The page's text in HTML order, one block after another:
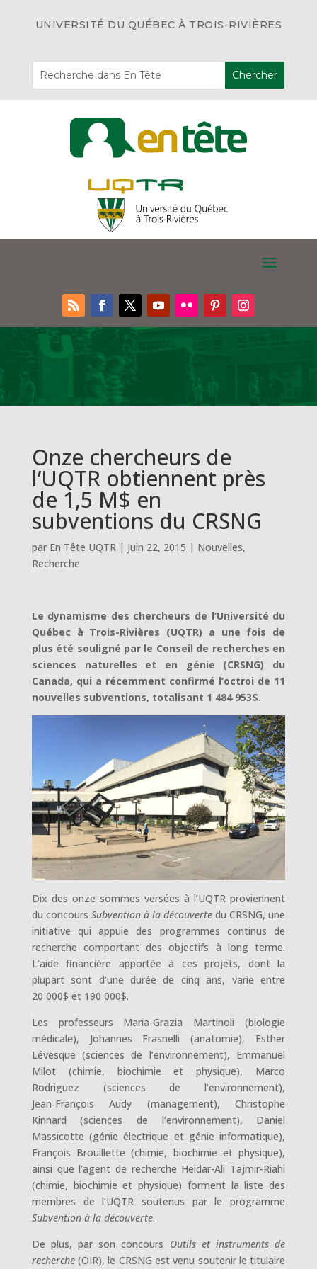
UNIVERSITÉ DU QUÉBEC À TROIS-RIVIÈRES
Onze chercheurs de
l’UQTR obtiennent près
de 1,5 M$ en
subventions du CRSNG
par En Tête UQTR| Juin 22, 2015 | Nouvelles,
Recherche
Le dynamisme des chercheurs de l’Université du
Québec à Trois-Rivières (UQTR) a une fois de
plus été souligné par le Conseil de recherches en
sciences naturelles et en génie (CRSNG) du
Canada, qui a récemment confirmé l’octroi de 11
nouvelles subventions, totalisant 1 484 953$.
Dix des onze sommes versées à l’UQTR proviennent
du concours Subvention à la découverte du CRSNG, une
initiative qui appuie des programmes continus de
recherche comportant des objectifs à long terme.
L’aide financière apportée à ces projets, dont la
plupart sont d’une durée de cinq ans, varie entre
20 000$ et 190 000$.
Les professeurs Maria-Grazia Martinoli (biologie
médicale), Johannes Frasnelli (anatomie), Esther
Lévesque (sciences de l’environnement), Emmanuel
Milot (chimie, biochimie et physique), Marco
Rodriguez (sciences de l’environnement),
Jean‑François Audy (management), Christophe
Kinnard (sciences de l’environnement), Daniel
Massicotte (génie électrique et génie informatique),
François Brouillette (chimie, biochimie et physique),
ainsi que l’agent de recherche Heidar-Ali Tajmir-Riahi
(chimie, biochimie et physique) forment la liste des
membres de l’UQTR soutenus par le programme
Subvention à la découverte.
De plus, par son concours Outils et instruments de
recherche(OIR), le CRSNG est venu soutenir le titulaire